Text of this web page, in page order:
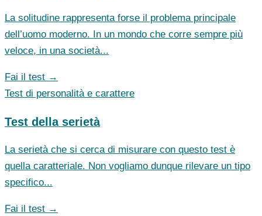
La solitudine rappresenta forse il problema principale
dell’uomo moderno. In un mondo che corre sempre più
veloce, in una società...
Fai il test →
Test di personalità e carattere
Test della serietà
La serietà che si cerca di misurare con questo test è
quella caratteriale. Non vogliamo dunque rilevare un tipo
specifico...
Fai il test →